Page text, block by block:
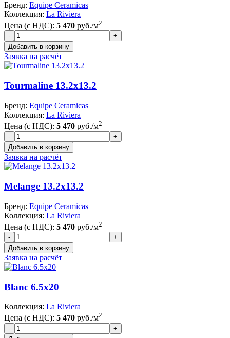
Бренд: Equipe Ceramicas
Коллекция: La Riviera
Цена (с НДС): 5 470 руб./м2
Заявка на расчёт
Tourmaline 13.2x13.2
Бренд: Equipe Ceramicas
Коллекция: La Riviera
Цена (с НДС): 5 470 руб./м2
Заявка на расчёт
Melange 13.2x13.2
Бренд: Equipe Ceramicas
Коллекция: La Riviera
Цена (с НДС): 5 470 руб./м2
Заявка на расчёт
Blanc 6.5x20
Коллекция: La Riviera
Цена (с НДС): 5 470 руб./м2